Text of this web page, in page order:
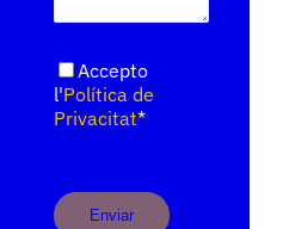
Accepto
l'Política de
Privacitat*